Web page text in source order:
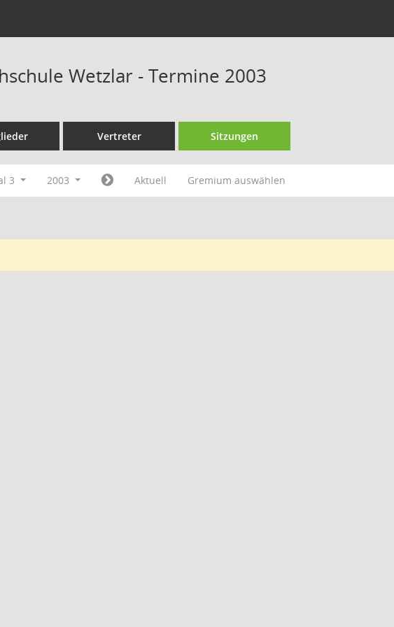
Wetzlar - Termine 2003
Vertreter Sitzungen
3 2003 Aktuell Gremium auswählen